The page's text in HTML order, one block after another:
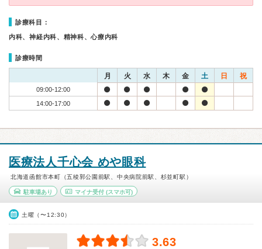
診療科目：
内科、神経内科、精神科、心療内科
診療時間
月 火 水 木 金 土 日 祝
09:00-12:00
14:00-17:00
医療法人千心会 めや眼科
北海道函館市本町（五稜郭公園前駅、中央病院前駅、杉並町駅）
駐車場あり マイナ受付(スマホ可)
土曜（〜12:30）
3.63